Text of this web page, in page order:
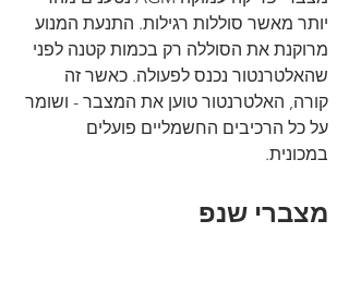
יותר מאשר סוללות רגילות. התנעת המנוע
מרוקנת את הסוללה רק בכמות קטנה לפני
שהאלטרנטור נכנס לפעולה. כאשר זה
קורה, האלטרנטור טוען את המצבר - ושומר
על כל הרכיבים החשמליים פועלים
במכונית.
מצברי שנפ